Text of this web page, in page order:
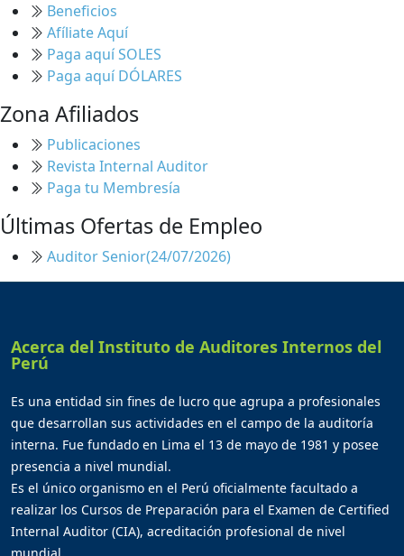
Beneficios
Afíliate Aquí
Paga aquí SOLES
Paga aquí DÓLARES
Zona Afiliados
Publicaciones
Revista Internal Auditor
Paga tu Membresía
Últimas Ofertas de Empleo
Auditor Senior(24/07/2026)
Acerca del Instituto de Auditores Internos del
Perú
Es una entidad sin fines de lucro que agrupa a profesionales
que desarrollan sus actividades en el campo de la auditoría
interna. Fue fundado en Lima el 13 de mayo de 1981 y posee
presencia a nivel mundial.
Es el único organismo en el Perú oficialmente facultado a
realizar los Cursos de Preparación para el Examen de Certified
Internal Auditor (CIA), acreditación profesional de nivel